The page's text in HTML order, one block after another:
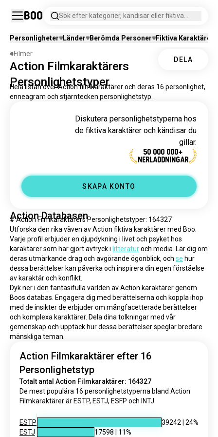
Boo
Sök efter kategorier, kändisar eller fiktiva
Personligheter Länder Berömda Personer Fiktiva Karaktärer
Filmer
Action Filmkaraktärers
Personlighetstyper
DELA
Hela listan över Action filmkaraktärer och deras 16 personlighet,
enneagram och stjärntecken personlighetstyp.
Diskutera personlighetstyperna hos
de fiktiva karaktärer och kändisar du
gillar.
50 000 000+
NERLADDNINGAR
SKAPA KONTO
Action Databasen
# Action Filmkaraktärers Personlighetstyper: 164327
Utforska den rika väven av Action fiktiva karaktärer med Boo.
Varje profil erbjuder en djupdykning i livet och psyket hos
karaktärer som har gjort avtryck i litteratur och media. Lär dig om
deras utmärkande drag och avgörande ögonblick, och se hur
dessa berättelser kan påverka och inspirera din egen förståelse
av karaktär och konflikt.
Dyk ner i den fantasifulla världen av Action karaktärer genom
Boos databas. Engagera dig med berättelserna och koppla ihop
med de insikter de erbjuder om mångfacetterade berättelser
och komplexa karaktärer. Dela dina tolkningar med vår
gemenskap och upptäck hur dessa berättelser speglar bredare
mänskliga teman.
Action Filmkaraktärer efter 16
Personlighetstyp
Totalt antal Action Filmkaraktärer: 164327
De mest populära 16 personlighetstyperna bland Action
Filmkaraktärer är ESTP, ESTJ, ESFP och INTJ.
ESTP
ESTJ
39242 24%
17598
11%